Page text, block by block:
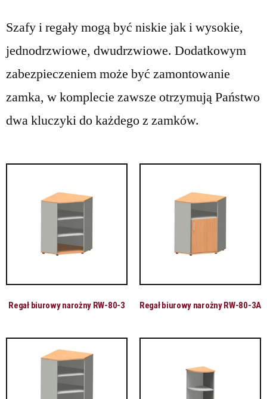
Szafy i regały mogą być niskie jak i wysokie,
jednodrzwiowe, dwudrzwiowe. Dodatkowym
zabezpieczeniem może być zamontowanie
zamka, w komplecie zawsze otrzymują Państwo
dwa kluczyki do każdego z zamków.
Regał biurowy narożny RW-80-3 Regał biurowy narożny RW-80-3A